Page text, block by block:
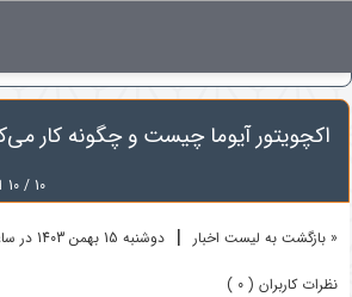
اکچویتور آیوما
اکچویتور آیوما چیست و چگونه کار
10 / 10
« بازگشت به لیست اخبار | دوشنبه 15 بهمن 1403 در ساعت 0 و 0 دقیقه
نظرات کاربران ( 0 )